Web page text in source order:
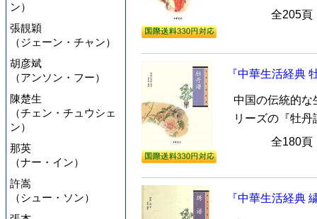
ン）
張靚穎
（ジェーン・チャン）
胡彦斌
（アンソン・フー）
陳楚生
（チェン・チュウシェ
ン）
那英
（ナー・イン）
許嵩
（シュー・ソン）
全205
『中華生活経典
中国の伝統的な
リーズの『牡丹
全180
『中華生活経典